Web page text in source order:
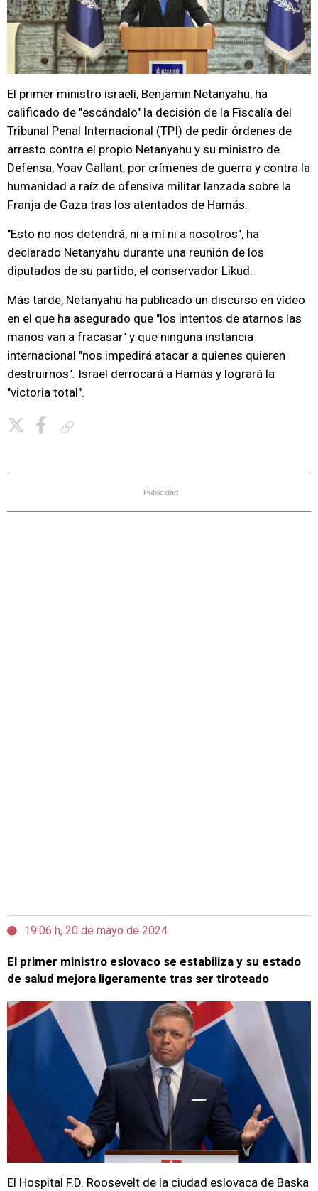
El primer ministro israelí, Benjamin Netanyahu, ha
calificado de "escándalo" la decisión de la Fiscalía del
Tribunal Penal Internacional (TPI) de pedir órdenes de
arresto contra el propio Netanyahu y su ministro de
Defensa, Yoav Gallant, por crímenes de guerra y contra la
humanidad a raíz de ofensiva militar lanzada sobre la
Franja de Gaza tras los atentados de Hamás.
"Esto no nos detendrá, ni a mí ni a nosotros", ha
declarado Netanyahu durante una reunión de los
diputados de su partido, el conservador Likud.
Más tarde, Netanyahu ha publicado un discurso en vídeo
en el que ha asegurado que "los intentos de atarnos las
manos van a fracasar" y que ninguna instancia
internacional "nos impedirá atacar a quienes quieren
destruirnos". Israel derrocará a Hamás y logrará la
"victoria total".
Publicidad
19:06 h, 20 de mayo de 2024
El primer ministro eslovaco se estabiliza y su estado
de salud mejora ligeramente tras ser tiroteado
El Hospital F.D. Roosevelt de la ciudad eslovaca de Baska